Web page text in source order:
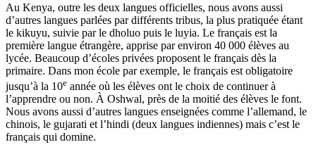
Au Kenya, outre les deux langues officielles, nous avons aussi
d’autres langues parlées par différents tribus, la plus pratiquée étant
le kikuyu, suivie par le dholuo puis le luyia. Le français est la
première langue étrangère, apprise par environ 40 000 élèves au
lycée. Beaucoup d’écoles privées proposent le français dès la
primaire. Dans mon école par exemple, le français est obligatoire
jusqu’à la 10e année où les élèves ont le choix de continuer à
l’apprendre ou non. À Oshwal, près de la moitié des élèves le font.
Nous avons aussi d’autres langues enseignées comme l’allemand, le
chinois, le gujarati et l’hindi (deux langues indiennes) mais c’est le
français qui domine.